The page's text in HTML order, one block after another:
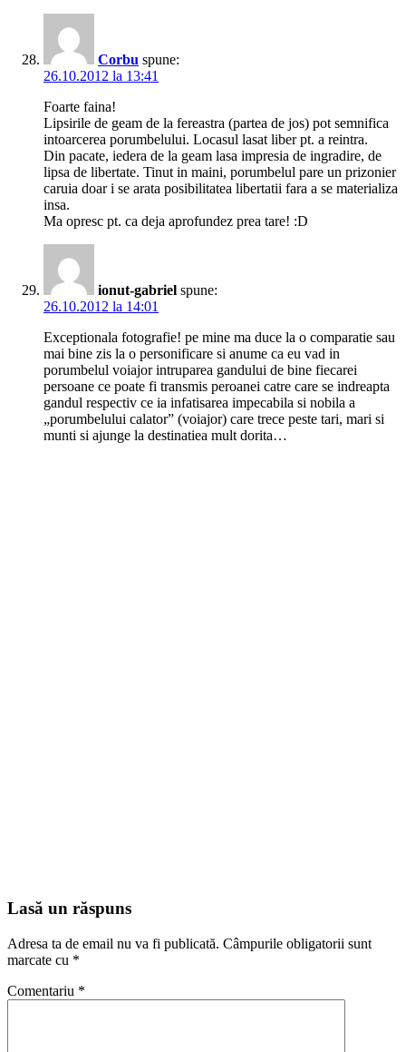
Corbu spune:
26.10.2012 la 13:41
Foarte faina!
Lipsirile de geam de la fereastra (partea de jos) pot semnifica
intoarcerea porumbelului. Locasul lasat liber pt. a reintra.
Din pacate, iedera de la geam lasa impresia de ingradire, de
lipsa de libertate. Tinut in maini, porumbelul pare un prizonier
caruia doar i se arata posibilitatea libertatii fara a se materializa
insa.
Ma opresc pt. ca deja aprofundez prea tare! :D
ionut-gabriel spune:
26.10.2012 la 14:01
Exceptionala fotografie! pe mine ma duce la o comparatie sau
mai bine zis la o personificare si anume ca eu vad in
porumbelul voiajor intruparea gandului de bine fiecarei
persoane ce poate fi transmis peroanei catre care se indreapta
gandul respectiv ce ia infatisarea impecabila si nobila a
„porumbelului calator” (voiajor) care trece peste tari, mari si
munti si ajunge la destinatiea mult dorita…
Lasă un răspuns
Adresa ta de email nu va fi publicată. Câmpurile obligatorii sunt
marcate cu *
Comentariu *